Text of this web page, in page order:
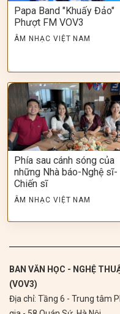
Papa Band "Khuấy Đảo"
Phượt FM VOV3
ÂM NHẠC VIỆT NAM
Phía sau cánh sóng của
những Nhà báo-Nghệ sĩ-
Chiến sĩ
ÂM NHẠC VIỆT NAM
BAN VĂN HỌC - NGHỆ
(VOV3)
Địa chỉ: Tầng 6 - Trung tâm